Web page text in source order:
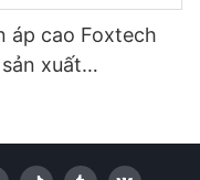
áp cao Foxtech
xuất